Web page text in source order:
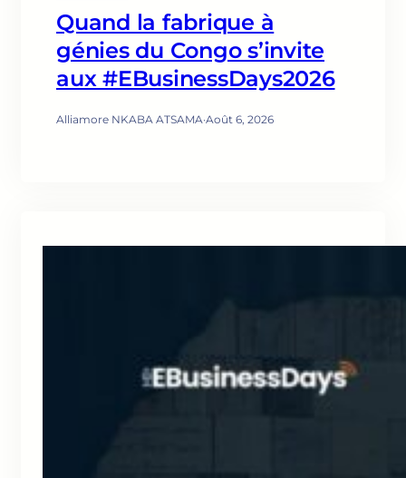
Quand la fabrique à
génies du Congo s’invite
aux #EBusinessDays2026
Alliamore NKABA ATSAMA·Août 6, 2026